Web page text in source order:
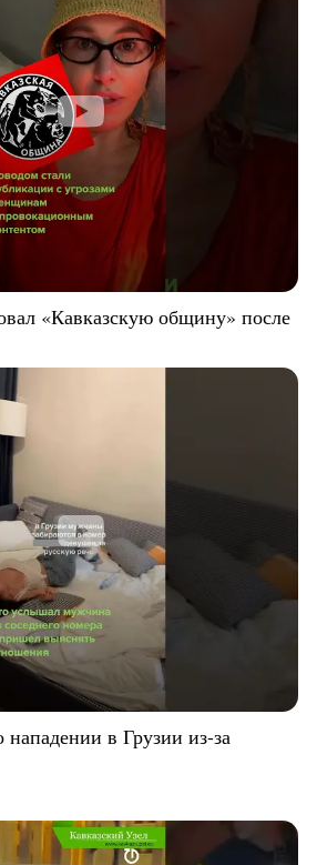
«Кавказскую общину» после
нападении в Грузии из-за